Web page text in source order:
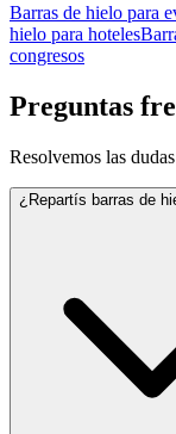
Barras de hielo para
hielo para hoteles
congresos
Preguntas
Resolvemos las
¿Repartís barras de